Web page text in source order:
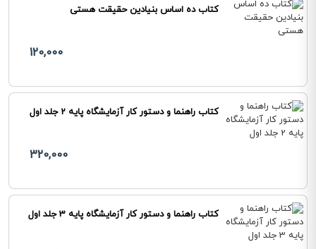
کتاب ده اساس بنیادین حقیقت هستی
120,000
کتاب راهنما و دستور کار آزمایشگاه پایه 2 جلد اول
320,000
کتاب راهنما و دستور کار آزمایشگاه پایه 3 جلد اول